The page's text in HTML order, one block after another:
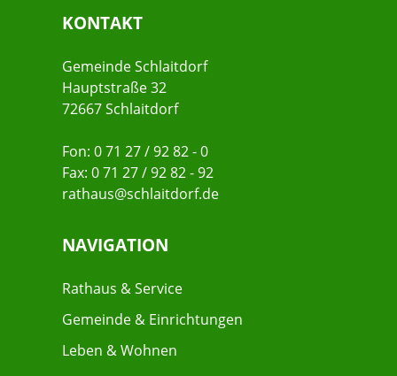
KONTAKT
Gemeinde Schlaitdorf
Hauptstraße 32
72667 Schlaitdorf
Fon: 0 71 27 / 92 82 - 0
Fax: 0 71 27 / 92 82 - 92
rathaus@schlaitdorf.de
NAVIGATION
Rathaus & Service
Gemeinde & Einrichtungen
Leben & Wohnen